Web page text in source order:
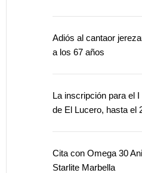
Adiós al cantaor
a los 67 años
La inscripción para el
de El Lucero, hasta el
Cita con Omega 30
Starlite Marbella